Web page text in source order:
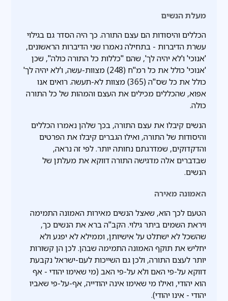
מעלת הנשים
הכללים והיסודות הם עצם התורה. כך היה הסדר גם בגילוי
עשרת הדיברות - בתחילה נאמרו שני הדיברות הראשונים,
'אנוכי' ו'לא יהיה לך', שהם "כללות כל התורה כולה", שכן
'אנוכי' כולל את כל רמ"ח (248) מצוות-עשה, ו'לא יהיה לך'
כולל את כל שס"ה (365) מצוות לא-תעשה. רואים אנו
אפוא, שהכללים מכילים את העצם והמהות של כל התורה
כולה.
הנשים קיבלו את עצם התורה, בכך שלהן נאמרו הכללים
והיסודות של התורה, ואילו הגברים קיבלו את הפרטים
והדקדוקים, שמדרגתם נחותה יותר. לפי זה נראה,
שבדברים אלה מדגישה התורה דווקא את מעלתן של
הנשים.
האמונה מאירה
הטעם לכך הוא, שאצל הנשים מאירות האמונה התמימה
ויראת השמים ביתר גילוי. הקב"ה ברא את הנשים כך,
שהשכל לא ישתלט על אישיותן, וממילא לא יפגע ולא
יחליש את תוקף האמונה התמימה שבהן. לכן הן קשורות
יותר לעצם התורה, ולכן גם השייכות לעם-ישראל נקבעת
דווקא על-פי האם ולא על-פי האב (מי שאימו יהודי - אף
הוא יהודי, ואילו מי שאימו אינה יהודייה, אף-על-פי שאביו
יהודי - אינו יהודי).